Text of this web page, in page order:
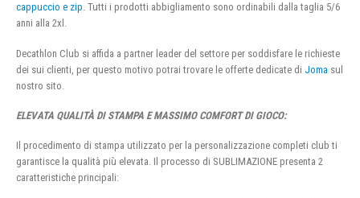
cappuccio e zip. Tutti i prodotti abbigliamento sono ordinabili dalla taglia 5/6
anni alla 2xl.
Decathlon Club si affida a partner leader del settore per soddisfare le richieste
dei sui clienti, per questo motivo potrai trovare le offerte dedicate di Joma sul
nostro sito.
ELEVATA QUALITÀ DI STAMPA E MASSIMO COMFORT DI GIOCO:
Il procedimento di stampa utilizzato per la personalizzazione completi club ti
garantisce la qualità più elevata. Il processo di SUBLIMAZIONE presenta 2
caratteristiche principali: